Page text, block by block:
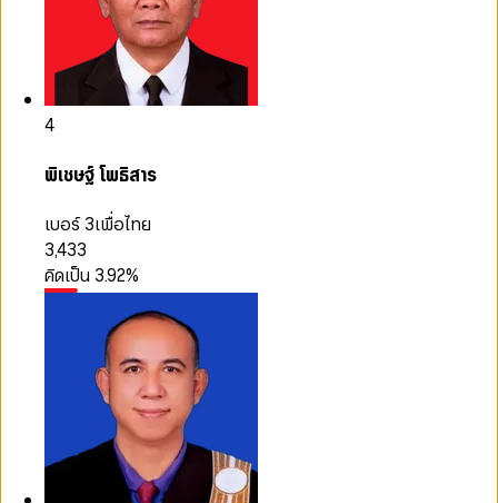
4
พิเชษฐ์ โพธิสาร
เบอร์ 3เพื่อไทย
3,433
คิดเป็น 3.92%